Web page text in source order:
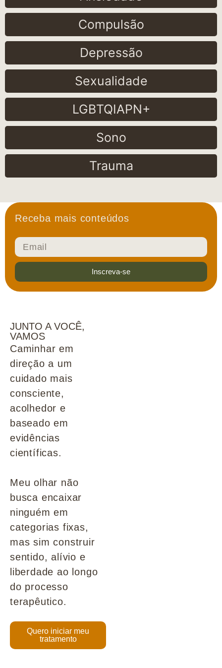
Compulsão
Depressão
Sexualidade
LGBTQIAPN+
Sono
Trauma
Receba mais conteúdos
Inscreva-se
JUNTO A VOCÊ,
VAMOS
Caminhar em
direção a um
cuidado mais
consciente,
acolhedor e
baseado em
evidências
científicas.
Meu olhar não
busca encaixar
ninguém em
categorias fixas,
mas sim construir
sentido, alívio e
liberdade ao longo
do processo
terapêutico.
Quero iniciar meu
tratamento